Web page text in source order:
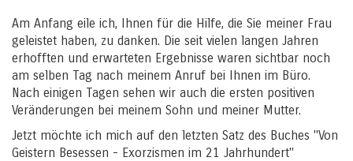
Am Anfang eile ich, Ihnen für die Hilfe, die Sie meiner Frau
geleistet haben, zu danken. Die seit vielen langen Jahren
erhofften und erwarteten Ergebnisse waren sichtbar noch
am selben Tag nach meinem Anruf bei Ihnen im Büro.
Nach einigen Tagen sehen wir auch die ersten positiven
Veränderungen bei meinem Sohn und meiner Mutter.
Jetzt möchte ich mich auf den letzten Satz des Buches "Von
Geistern Besessen - Exorzismen im 21 Jahrhundert"